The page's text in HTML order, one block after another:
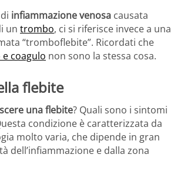
infiammazione venosa causata
un trombo, ci si riferisce invece a una
“tromboflebite”. Ricordati che
coagulo non sono la stessa cosa.
flebite
una flebite? Quali sono i sintomi
condizione è caratterizzata da
molto varia, che dipende in gran
dell’infiammazione e dalla zona